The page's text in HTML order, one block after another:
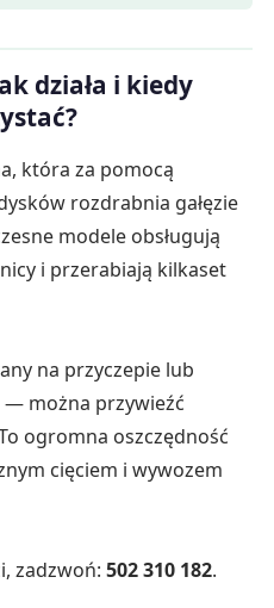
działa i kiedy
która za pomocą
rozdrabnia gałęzie
modele obsługują
i przerabiają kilkaset
na przyczepie lub
można przywieźć
ogromna oszczędność
cięciem i wywozem
zadzwoń: 502 310 182.